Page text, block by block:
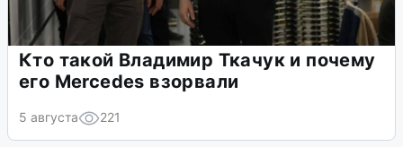
Кто такой Владимир Ткачук и почему
его Mercedes взорвали
5 августа 221